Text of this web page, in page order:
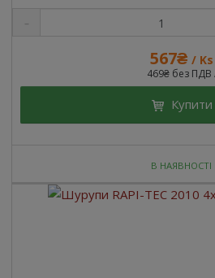
567₴ / Ks
469₴ без ПДВ
Купити
В НАЯВНОСТІ